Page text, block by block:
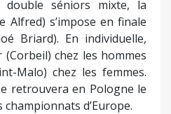
double séniors mixte, la
Alfred) s’impose en finale
Briard). En individuelle,
(Corbeil) chez les hommes
Malo) chez les femmes.
retrouvera en Pologne le
d’Europe.